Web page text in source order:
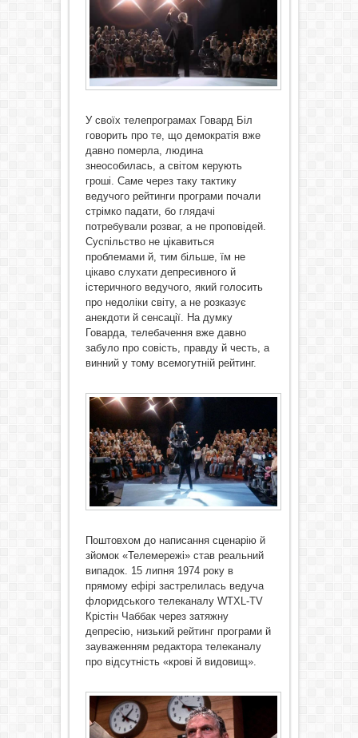
У своїх телепрограмах Говард Біл
говорить про те, що демократія вже
давно померла, людина
знеособилась, а світом керують
гроші. Саме через таку тактику
ведучого рейтинги програми почали
стрімко падати, бо глядачі
потребували розваг, а не проповідей.
Суспільство не цікавиться
проблемами й, тим більше, їм не
цікаво слухати депресивного й
істеричного ведучого, який голосить
про недоліки світу, а не розказує
анекдоти й сенсації. На думку
Говарда, телебачення вже давно
забуло про совість, правду й честь, а
винний у тому всемогутній рейтинг.
Поштовхом до написання сценарію й
зйомок «Телемережі» став реальний
випадок. 15 липня 1974 року в
прямому ефірі застрелилась ведуча
флоридського телеканалу WTXL-TV
Крістін Чаббак через затяжну
депресію, низький рейтинг програми й
зауваженням редактора телеканалу
про відсутність «крові й видовищ».